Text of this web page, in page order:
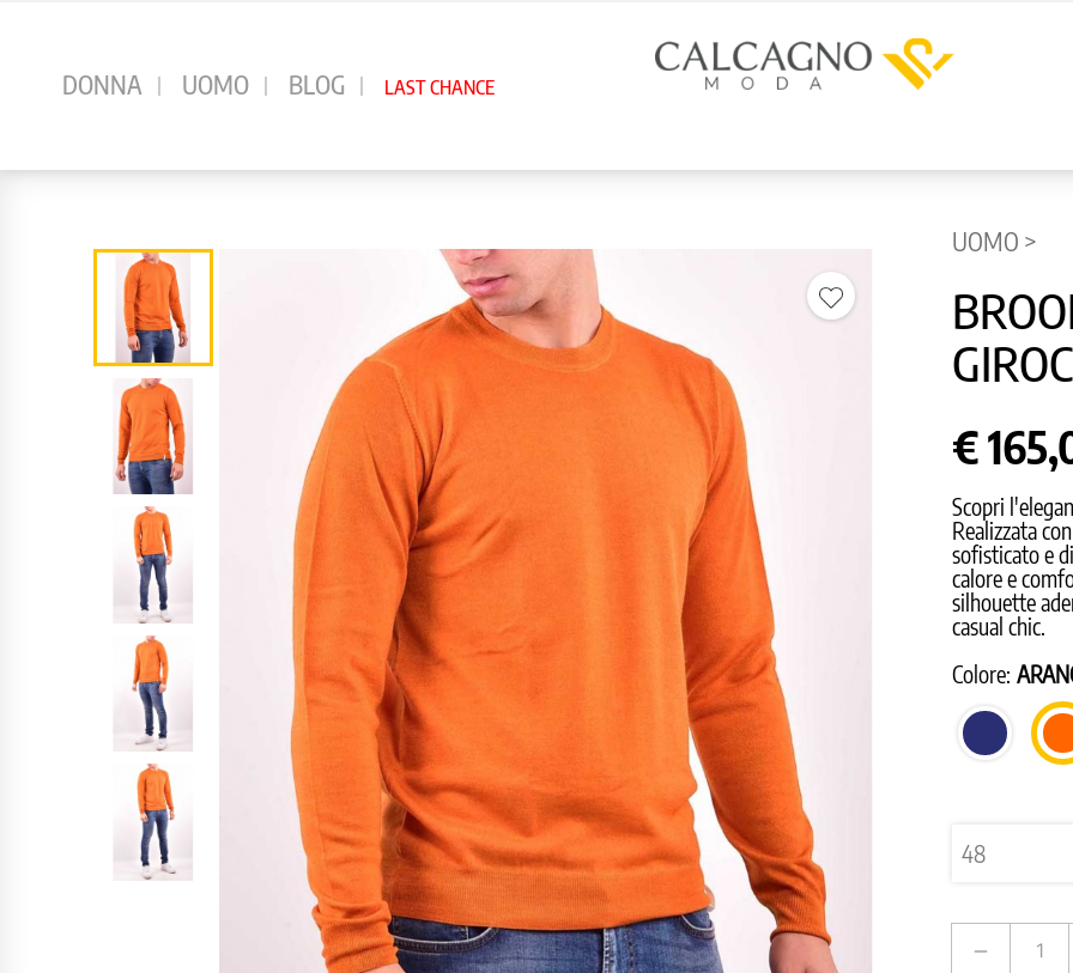
DONNA UOMO BLOG LAST CHANCE
UOMO >
€
Scopri
Realizzata
sofisticato e
calore e
silhouette
casual chic.
Colore:
BLU
SCURO
remove